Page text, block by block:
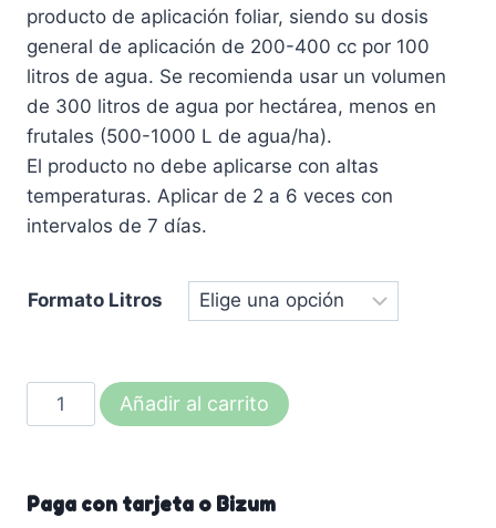
producto de aplicación foliar, siendo su dosis
general de aplicación de 200-400 cc por 100
litros de agua. Se recomienda usar un volumen
de 300 litros de agua por hectárea, menos en
frutales (500-1000 L de agua/ha).
El producto no debe aplicarse con altas
temperaturas. Aplicar de 2 a 6 veces con
intervalos de 7 días.
Formato Litros
EQUISTUN-
mildiu-
patógenos
Añadir al carrito
Paga con tarjeta o Bizum